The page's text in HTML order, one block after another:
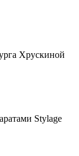
Хрускиной
Stylage